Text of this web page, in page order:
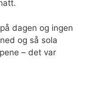
dagen og ingen
og så sola
– det var